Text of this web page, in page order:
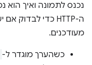
נכנס לתמונה ואיך
מעודכנים.
כשהערך מוגדר ל-